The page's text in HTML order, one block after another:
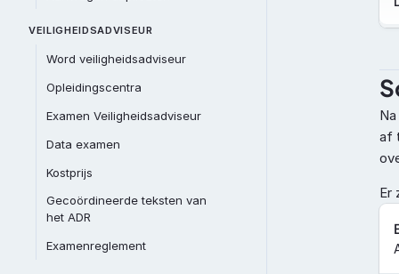
VEILIGHEIDSADVISEUR
Word veiligheidsadviseur
Opleidingscentra
Examen Veiligheidsadviseur
Data examen
Kostprijs
Gecoördineerde teksten van
het ADR
Examenreglement
af
Er